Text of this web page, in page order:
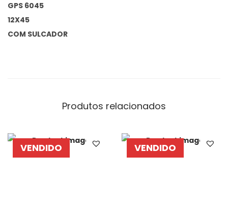
GPS 6045
12X45
COM SULCADOR
Produtos relacionados
VENDIDO VENDIDO